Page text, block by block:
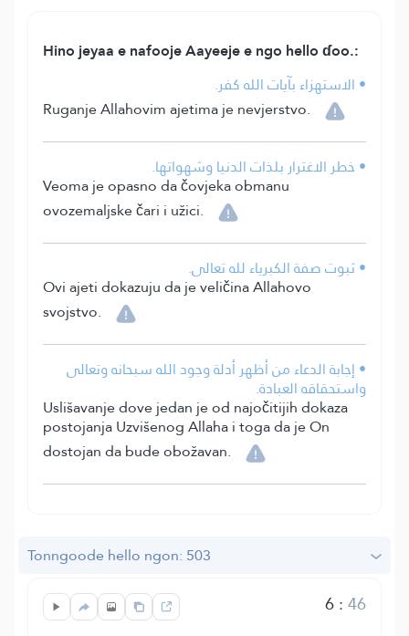
Hino jeyaa e nafooje Aayeeje e ngo hello ɗoo.:
• الاستهزاء بآيات الله كفر.
Ruganje Allahovim ajetima je nevjerstvo.
• خطر الاغترار بلذات الدنيا وشهواتها.
Veoma je opasno da čovjeka obmanu
ovozemaljske čari i užici.
• ثبوت صفة الكبرياء لله تعالى.
Ovi ajeti dokazuju da je veličina Allahovo
svojstvo.
• إجابة الدعاء من أظهر أدلة وجود الله سبحانه وتعالى
واستحقاقه العبادة.
Uslišavanje dove jedan je od najočitijih dokaza
postojanja Uzvišenog Allaha i toga da je On
dostojan da bude obožavan.
Tonngoode hello ngon: 503
6:46